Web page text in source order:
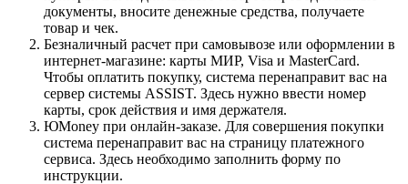
документы, вносите денежные средства, получаете
товар и чек.
Безналичный расчет при самовывозе или оформлении в
интернет-магазине: карты МИР, Visa и MasterCard.
Чтобы оплатить покупку, система перенаправит вас на
сервер системы ASSIST. Здесь нужно ввести номер
карты, срок действия и имя держателя.
ЮMoney при онлайн-заказе. Для совершения покупки
система перенаправит вас на страницу платежного
сервиса. Здесь необходимо заполнить форму по
инструкции.